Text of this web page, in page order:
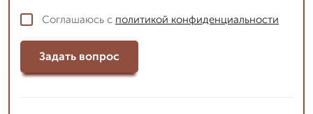
Соглашаюсь с политикой конфиденциальности
Задать вопрос